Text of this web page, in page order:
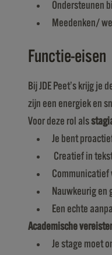
Ondersteunen
Meedenken/
Functie-eisen
Bij JDE Peet’s krijg
zijn een energiek en
Voor deze rol als
Je bent
Creatief in
Communicatief
Nauwkeurig en
Een echte
Academische
Je stage moet